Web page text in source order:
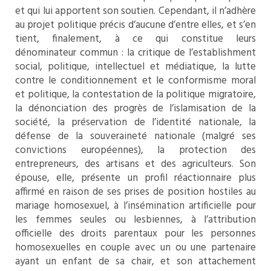
et qui lui apportent son soutien. Cependant, il n’adhère
au projet politique précis d’aucune d’entre elles, et s’en
tient, finalement, à ce qui constitue leurs
dénominateur commun : la critique de l’establishment
social, politique, intellectuel et médiatique, la lutte
contre le conditionnement et le conformisme moral
et politique, la contestation de la politique migratoire,
la dénonciation des progrès de l’islamisation de la
société, la préservation de l’identité nationale, la
défense de la souveraineté nationale (malgré ses
convictions européennes), la protection des
entrepreneurs, des artisans et des agriculteurs. Son
épouse, elle, présente un profil réactionnaire plus
affirmé en raison de ses prises de position hostiles au
mariage homosexuel, à l’insémination artificielle pour
les femmes seules ou lesbiennes, à l’attribution
officielle des droits parentaux pour les personnes
homosexuelles en couple avec un ou une partenaire
ayant un enfant de sa chair, et son attachement